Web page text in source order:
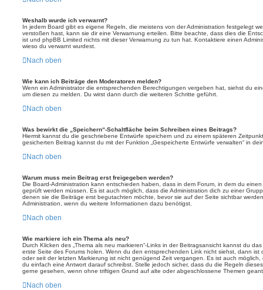
Weshalb wurde ich verwarnt?
In jedem Board gibt es eigene Regeln, die meistens von der Administration festgelegt
verstoßen hast, kann sie dir eine Verwarnung erteilen. Bitte beachte, dass dies die
ist und phpBB Limited nichts mit dieser Verwarnung zu tun hat. Kontaktiere einen
wieso du verwarnt wurdest.
Nach oben
Wie kann ich Beiträge den Moderatoren melden?
Wenn ein Administrator die entsprechenden Berechtigungen vergeben hat, siehst du
um diesen zu melden. Du wirst dann durch die weiteren Schritte geführt.
Nach oben
Was bewirkt die „Speichern“-Schaltfläche beim Schreiben eines Beitrags?
Hiermit kannst du die geschriebene Entwürfe speichern und zu einem späteren
gesicherten Beitrag kannst du mit der Funktion „Gespeicherte Entwürfe verwalten“ in
Nach oben
Warum muss mein Beitrag erst freigegeben werden?
Die Board-Administration kann entschieden haben, dass in dem Forum, in dem du
geprüft werden müssen. Es ist auch möglich, dass die Administration dich zu einer
denen sie die Beiträge erst begutachten möchte, bevor sie auf der Seite sichtbar
Administration, wenn du weitere Informationen dazu benötigst.
Nach oben
Wie markiere ich ein Thema als neu?
Durch Klicken des „Thema als neu markieren“-Links in der Beitragsansicht kannst du
erste Seite des Forums holen. Wenn du den entsprechenden Link nicht siehst, dann ist
oder seit der letzten Markierung ist nicht genügend Zeit vergangen. Es ist auch
du einfach eine Antwort darauf schreibst. Stelle jedoch sicher, dass du die Regeln
gerne gesehen, wenn ohne triftigen Grund auf alte oder abgeschlossene Themen
Nach oben